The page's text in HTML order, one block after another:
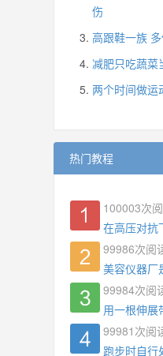
伤
高跟鞋一族
减肥只吃蔬菜
两个时间做运
热门教程
100003次
在高压对抗
99986次阅
美容仪器厂
99984次阅
用一根伸展
99981 次阅
跑步时自行